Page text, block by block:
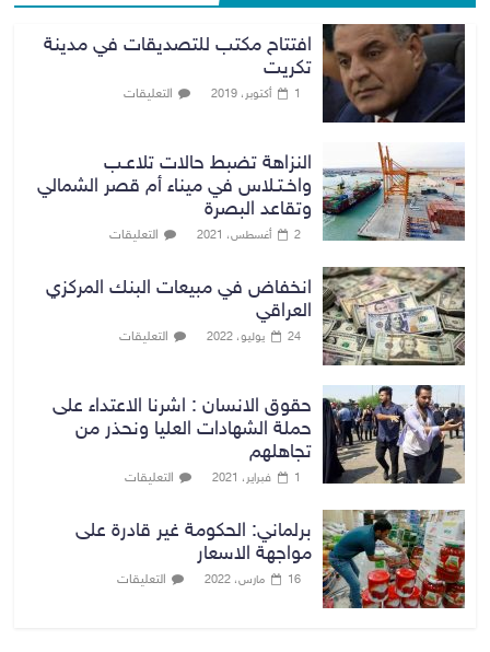
افتتاح مكتب للتصديقات في مدينة
تكريت
1 أكتوبر، 2019 التعليقات
النزاهة تضبط حالات تلاعـب
واخـتـلاس في ميناء أم قصر الشمالي
وتقاعد البصرة
2 أغسطس، 2021 التعليقات
انخفاض في مبيعات البنك المركزي
العراقي
24 يوليو، 2022 التعليقات
حقوق الانسان : اشرنا الاعتداء على
حملة الشهادات العليا ونحذر من
تجاهلهم
1 فبراير، 2021 التعليقات
برلماني: الحكومة غير قادرة على
مواجهة الاسعار
16 مارس، 2022 التعليقات